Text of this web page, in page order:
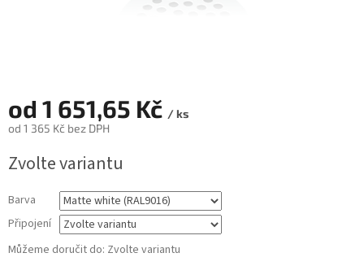
od 1 651,65 Kč / ks
od 1 365 Kč bez DPH
cena:
Zvolte variantu
Barva
Připojení
Můžeme doručit do: Zvolte variantu